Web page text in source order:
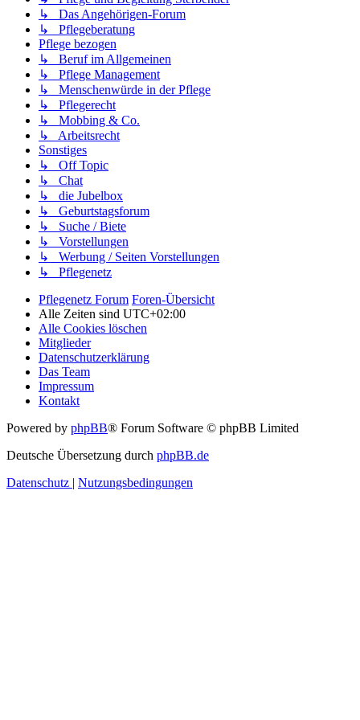
↳ Das Angehörigen-Forum
↳ Pflegeberatung
Pflege bezogen
↳ Beruf im Allgemeinen
↳ Pflege Management
↳ Menschenwürde in der Pflege
↳ Pflegerecht
↳ Mobbing & Co.
↳ Arbeitsrecht
Sonstiges
↳ Off Topic
↳ Chat
↳ die Jubelbox
↳ Geburtstagsforum
↳ Suche / Biete
↳ Vorstellungen
↳ Werbung / Seiten Vorstellungen
↳ Pflegenetz
Pflegenetz Forum Foren-Übersicht
Alle Zeiten sind UTC+02:00
Alle Cookies löschen
Mitglieder
Datenschutzerklärung
Das Team
Impressum
Kontakt
Powered by phpBB® Forum Software © phpBB Limited
Deutsche Übersetzung durch phpBB.de
Datenschutz | Nutzungsbedingungen